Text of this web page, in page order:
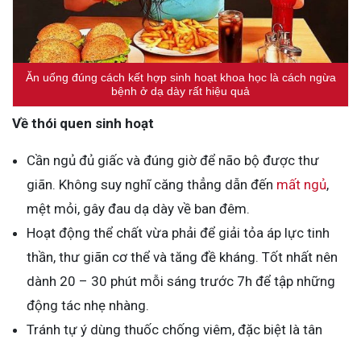
Ăn uống đúng cách kết hợp sinh hoạt khoa học là cách ngừa
bệnh ở dạ dày rất hiệu quả
Về thói quen sinh hoạt
Cần ngủ đủ giấc và đúng giờ để não bộ được thư
giãn. Không suy nghĩ căng thẳng dẫn đến mất ngủ,
mệt mỏi, gây đau dạ dày về ban đêm.
Hoạt động thể chất vừa phải để giải tỏa áp lực tinh
thần, thư giãn cơ thể và tăng đề kháng. Tốt nhất nên
dành 20 – 30 phút mỗi sáng trước 7h để tập những
động tác nhẹ nhàng.
Tránh tự ý dùng thuốc chống viêm, đặc biệt là tân